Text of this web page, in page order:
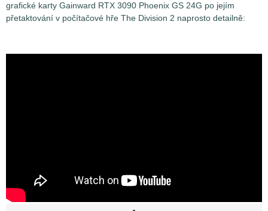
grafické karty Gainward RTX 3090 Phoenix GS 24G po jejím
přetaktování v počítačové hře The Division 2 naprosto detailně: